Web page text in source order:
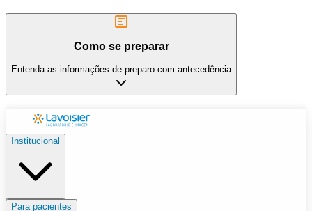
Como se preparar
Entenda as informações de preparo com antecedência
Institucional
Para pacientes